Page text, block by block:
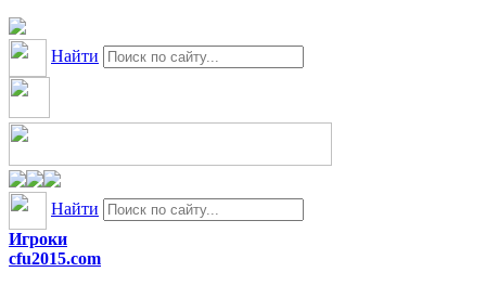
Найти
Найти
Игроки
cfu2015.com